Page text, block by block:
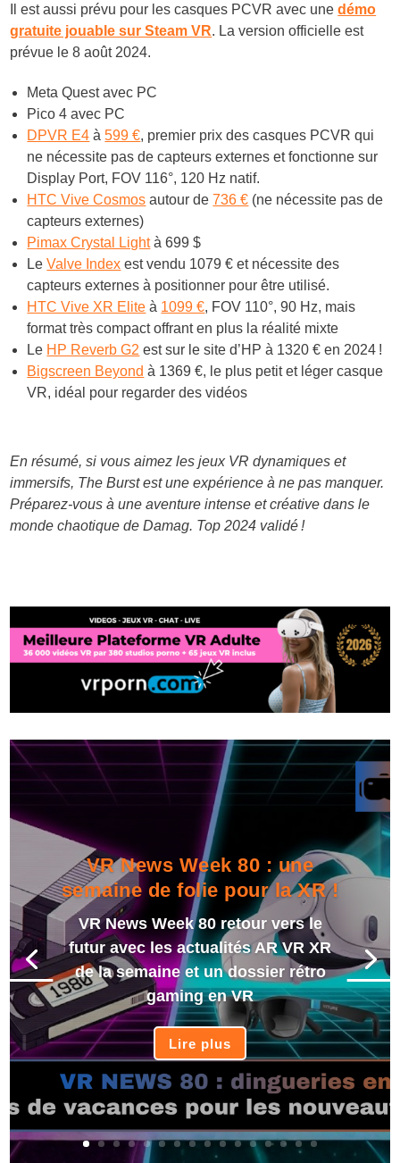
Il est aussi prévu pour les casques PCVR avec unedémo
gratuite jouable sur Steam VR. La version officielle est
prévue le 8 août 2024.
Meta Quest avec PC
Pico 4 avec PC
DPVR E4 à599 €, premier prix des casques PCVR qui
ne nécessite pas de capteurs externes et fonctionne sur
Display Port, FOV 116°, 120 Hz natif.
HTC Vive Cosmos autour de736 € (ne nécessite pas de
capteurs externes)
Pimax Crystal Lightà 699 $
LeValve Index est vendu 1079 € et nécessite des
capteurs externes à positionner pour être utilisé.
HTC Vive XR Elite à 1099 €, FOV 110°, 90 Hz, mais
format très compact offrant en plus la réalité mixte
Le HP Reverb G2 est sur le site d’HP à 1320 € en 2024 !
Bigscreen Beyond à 1369 €, le plus petit et léger casque
VR, idéal pour regarder des vidéos
En résumé, si vous aimez les jeux VR dynamiques et
immersifs, The Burst est une expérience à ne pas manquer.
Préparez-vous à une aventure intense et créative dans le
monde chaotique de Damag. Top 2024 validé !
VR News Week 80 : une
semaine de folie pour la XR !
VR News Week 80 retour vers le
futur avec les actualités AR VR XR
de la semaine et un dossier rétro
gaming en VR
Lire plus